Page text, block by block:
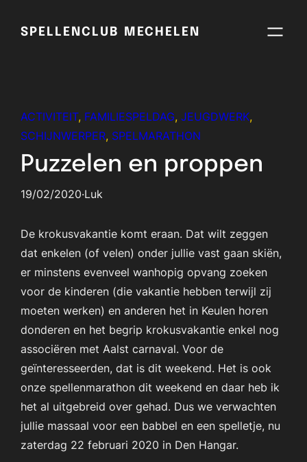
SPELLENCLUB MECHELEN
ACTIVITEIT, FAMILIESPELDAG, JEUGDWERK
SCHIJNWERPER, SPELMARATHON
Puzzelen en proppen
19/02/2020·Luk
De krokusvakantie komt eraan. Dat wilt zeggen
dat enkelen (of velen) onder jullie vast gaan skiën,
er minstens evenveel wanhopig opvang zoeken
voor de kinderen (die vakantie hebben terwijl zij
moeten werken) en anderen het in Keulen horen
donderen en het begrip krokusvakantie enkel nog
associëren met Aalst carnaval. Voor de
geïnteresseerden, dat is dit weekend. Het is ook
onze spellenmarathon dit weekend en daar heb ik
het al uitgebreid over gehad. Dus we verwachten
jullie massaal voor een babbel en een spelletje, nu
zaterdag 22 februari 2020 in Den Hangar.